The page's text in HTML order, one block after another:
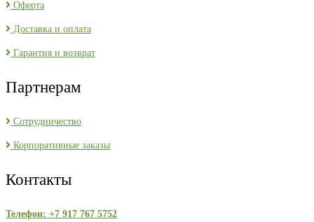
Оферта
Доставка и оплата
Гарантия и возврат
Партнерам
Сотрудничество
Корпоративные заказы
Контакты
Телефон: +7 917 767 5752